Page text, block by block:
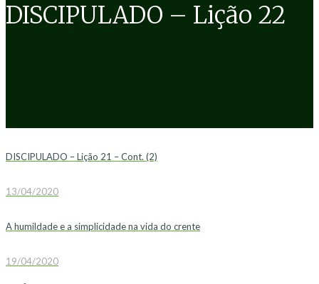
DISCIPULADO – Lição 22
DISCIPULADO – Lição 21 – Cont. (2)
13/04/2020
A humildade e a simplicidade na vida do crente
19/04/2020